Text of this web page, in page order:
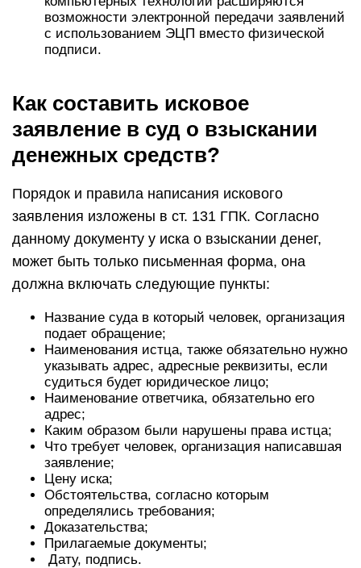
возможности электронной передачи заявлений
с использованием ЭЦП вместо физической
подписи.
Как составить исковое
заявление в суд о взыскании
денежных средств?
Порядок и правила написания искового
заявления изложены в ст. 131 ГПК. Согласно
данному документу у иска о взыскании денег,
может быть только письменная форма, она
должна включать следующие пункты:
Название суда в который человек, организация
подает обращение;
Наименования истца, также обязательно нужно
указывать адрес, адресные реквизиты, если
судиться будет юридическое лицо;
Наименование ответчика, обязательно его
адрес;
Каким образом были нарушены права истца;
Что требует человек, организация написавшая
заявление;
Цену иска;
Обстоятельства, согласно которым
определялись требования;
Доказательства;
Прилагаемые документы;
Дату, подпись.